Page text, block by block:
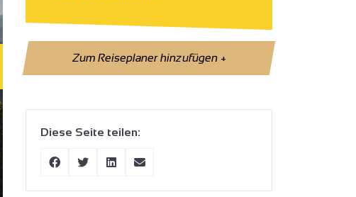
Zum Reiseplaner hinzufügen+
Diese Seite teilen: